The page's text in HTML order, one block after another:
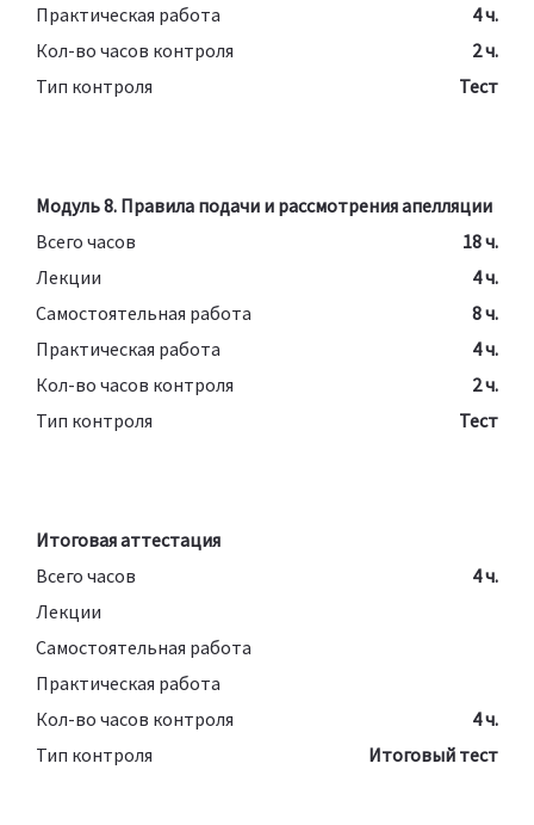
Практическая работа
4 ч.
Кол-во часов контроля
2 ч.
Тип контроля
Тест
Модуль 8. Правила подачи и рассмотрения апелляции
Всего часов
18 ч.
Лекции
4 ч.
Самостоятельная работа
8 ч.
Практическая работа
4 ч.
Кол-во часов контроля
2 ч.
Тип контроля
Тест
Итоговая аттестация
Всего часов
4 ч.
Лекции
Самостоятельная работа
Практическая работа
Кол-во часов контроля
4 ч.
Тип контроля
Итоговый тест